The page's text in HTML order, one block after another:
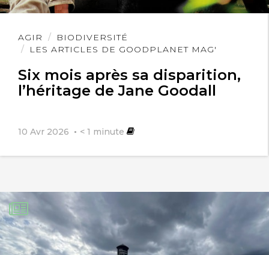
AGIR
BIODIVERSITÉ
LES ARTICLES DE GOODPLANET MAG'
Six mois après sa disparition,
l’héritage de Jane Goodall
10 Avr 2026 < 1 minute
Lire
l'article